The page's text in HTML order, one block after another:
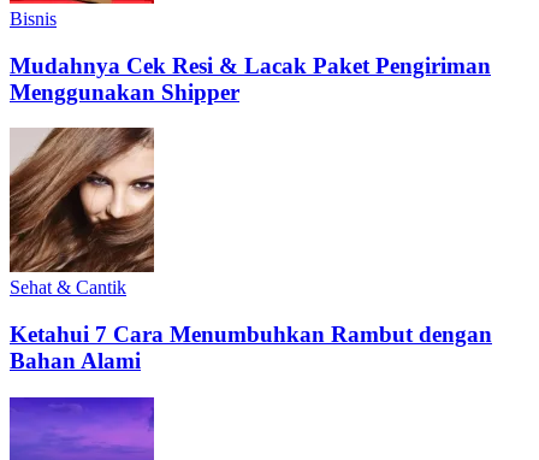
Bisnis
Mudahnya Cek Resi & Lacak Paket Pengiriman
Menggunakan Shipper
Sehat & Cantik
Ketahui 7 Cara Menumbuhkan Rambut dengan
Bahan Alami